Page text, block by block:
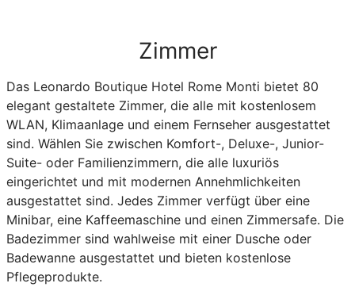
Zimmer
Das Leonardo Boutique Hotel Rome Monti bietet 80
elegant gestaltete Zimmer, die alle mit kostenlosem
WLAN, Klimaanlage und einem Fernseher ausgestattet
sind. Wählen Sie zwischen Komfort-, Deluxe-, Junior-
Suite- oder Familienzimmern, die alle luxuriös
eingerichtet und mit modernen Annehmlichkeiten
ausgestattet sind. Jedes Zimmer verfügt über eine
Minibar, eine Kaffeemaschine und einen Zimmersafe. Die
Badezimmer sind wahlweise mit einer Dusche oder
Badewanne ausgestattet und bieten kostenlose
Pflegeprodukte.